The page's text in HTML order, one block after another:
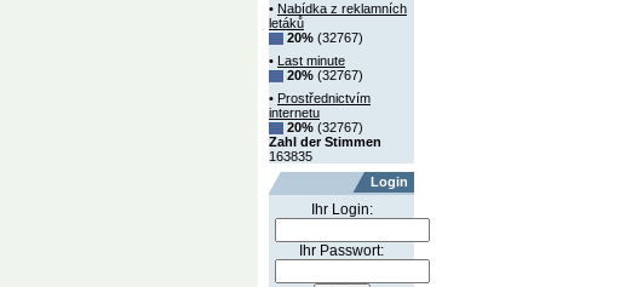
• Nabídka z reklamních
letáků
20% (32767)
•
Last minute
20% (32767)
• Prostřednictvím
internetu
20% (32767)
Zahl der Stimmen
163835
Login
Ihr Login:
Ihr Passwort: